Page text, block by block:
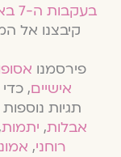
בעקבות ה-7 באוקטובר 2023
קיבצנו אל
פירסמנו
אישיים, כדי
תגיות
אבלות,יתמות,
רוחני,